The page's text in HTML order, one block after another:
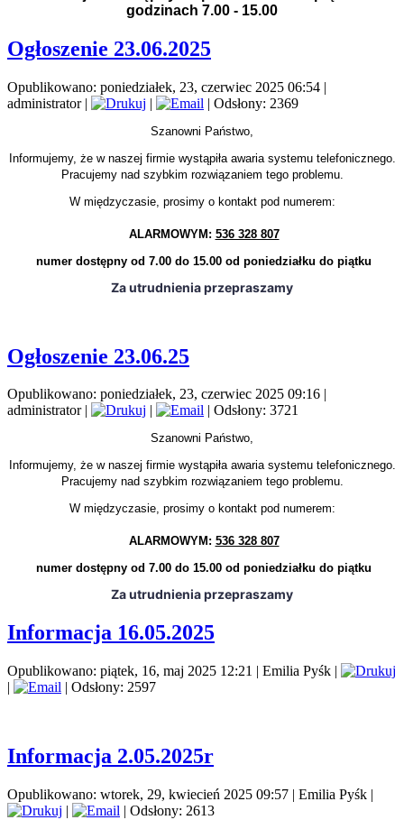
godzinach 7.00 - 15.00
Ogłoszenie 23.06.2025
Opublikowano: poniedziałek, 23, czerwiec 2025 06:54 |
administrator| | | Odsłony: 2369
Szanowni Państwo,
Informujemy, że w naszej firmie wystąpiła awaria systemu telefonicznego.
Pracujemy nad szybkim rozwiązaniem tego problemu.
W międzyczasie, prosimy o kontakt pod numerem:
ALARMOWYM: 536 328 807
numer dostępny od 7.00 do 15.00 od poniedziałku do piątku
Za utrudnienia przepraszamy
Ogłoszenie 23.06.25
Opublikowano: poniedziałek, 23, czerwiec 2025 09:16
administrator| | Odsłony: 3721
Szanowni Państwo,
Informujemy, że w naszej firmie wystąpiła awaria systemu telefonicznego.
Pracujemy nad szybkim rozwiązaniem tego problemu.
W międzyczasie, prosimy o kontakt pod numerem:
ALARMOWYM: 536 328 807
numer dostępny od 7.00 do 15.00 od poniedziałku do piątku
Za utrudnienia przepraszamy
Informacja 16.05.2025
Opublikowano: piątek, 16, maj 2025 12:21 | Emilia Pyśk |
|
| Odsłony: 2597
Informacja 2.05.2025r
Opublikowano: wtorek, 29, kwiecień 2025 09:57 | Emilia Pyśk |
|
| Odsłony: 2613